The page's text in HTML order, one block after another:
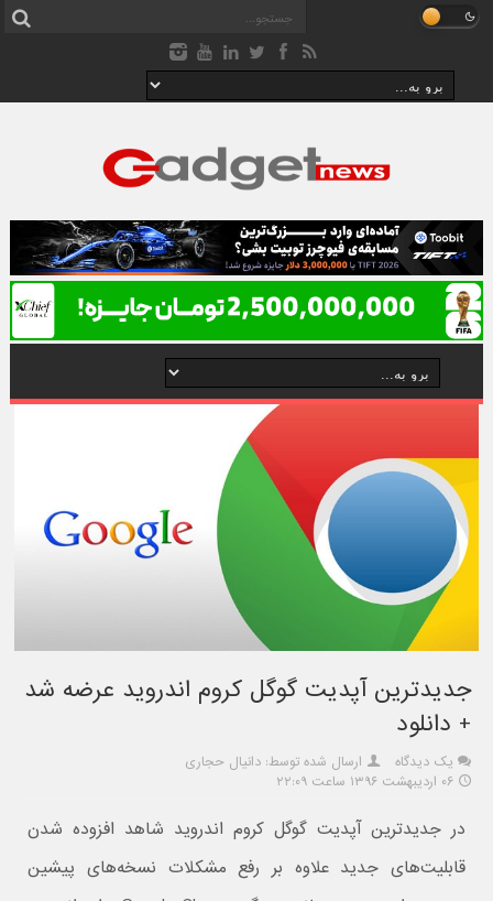
جدیدترین آپدیت گوگل کروم اندروید عرضه شد
+ دانلود
یک دیدگاه
ارسال شده توسط: دانیال حجاری
۰۶ اردیبهشت ۱۳۹۶ ساعت ۲۲:۰۹
در جدیدترین آپدیت گوگل کروم اندروید شاهد افزوده شدن
قابلیت‌های جدید علاوه بر رفع مشکلات نسخه‌های پیشین